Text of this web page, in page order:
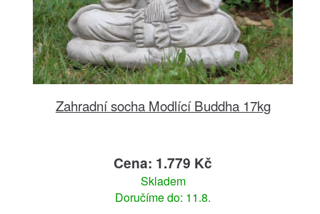
Zahradní socha Modlící Buddha 17kg
Cena: 1.779 Kč
Skladem
Doručíme do: 11.8.